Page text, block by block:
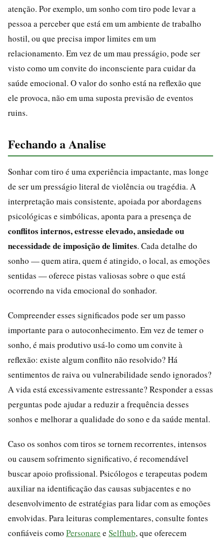
atenção. Por exemplo, um sonho com tiro pode levar a
pessoa a perceber que está em um ambiente de trabalho
hostil, ou que precisa impor limites em um
relacionamento. Em vez de um mau presságio, pode ser
visto como um convite do inconsciente para cuidar da
saúde emocional. O valor do sonho está na reflexão que
ele provoca, não em uma suposta previsão de eventos
ruins.
Fechando a Analise
Sonhar com tiro é uma experiência impactante, mas longe
de ser um presságio literal de violência ou tragédia. A
interpretação mais consistente, apoiada por abordagens
psicológicas e simbólicas, aponta para a presença de
conflitos internos, estresse elevado, ansiedade ou
necessidade de imposição de limites. Cada detalhe do
sonho — quem atira, quem é atingido, o local, as emoções
sentidas — oferece pistas valiosas sobre o que está
ocorrendo na vida emocional do sonhador.
Compreender esses significados pode ser um passo
importante para o autoconhecimento. Em vez de temer o
sonho, é mais produtivo usá-lo como um convite à
reflexão: existe algum conflito não resolvido? Há
sentimentos de raiva ou vulnerabilidade sendo ignorados?
A vida está excessivamente estressante? Responder a essas
perguntas pode ajudar a reduzir a frequência desses
sonhos e melhorar a qualidade do sono e da saúde mental.
Caso os sonhos com tiros se tornem recorrentes, intensos
ou causem sofrimento significativo, é recomendável
buscar apoio profissional. Psicólogos e terapeutas podem
auxiliar na identificação das causas subjacentes e no
desenvolvimento de estratégias para lidar com as emoções
envolvidas. Para leituras complementares, consulte fontes
confiáveis como Personare e Selfhub, que oferecem